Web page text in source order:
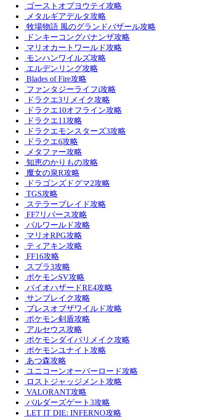
ゴーストオブヨウテイ攻略
メタルギアデルタ攻略
牧場物語 風のグランドバザール攻略
ドンキーコングバナンザ攻略
マリオカートワールド攻略
モンハンワイルズ攻略
エルデンリング攻略
Blades of Fire攻略
ファンタジーライフi攻略
ドラクエ3リメイク攻略
ドラクエ10オフライン攻略
ドラクエ11攻略
ドラクエモンスターズ3攻略
ドラクエ6攻略
メタファー攻略
知恵のかりもの攻略
魔女の泉R攻略
ドラゴンズドグマ2攻略
TGS攻略
ステラーブレイド攻略
FF7リバース攻略
パルワールド攻略
マリオRPG攻略
ティアキン攻略
FF16攻略
スプラ3攻略
ポケモンSV攻略
バイオハザードRE4攻略
サンブレイク攻略
ブレスオブザワイルド攻略
ポケモン剣盾攻略
アルセウス攻略
ポケモンダイパリメイク攻略
ポケモンユナイト攻略
あつ森攻略
ユニコーンオーバーロード攻略
ロストジャッジメント攻略
VALORANT攻略
バルダーズゲート3攻略
LET IT DIE: INFERNO攻略